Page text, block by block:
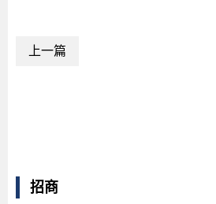
上一篇
招商